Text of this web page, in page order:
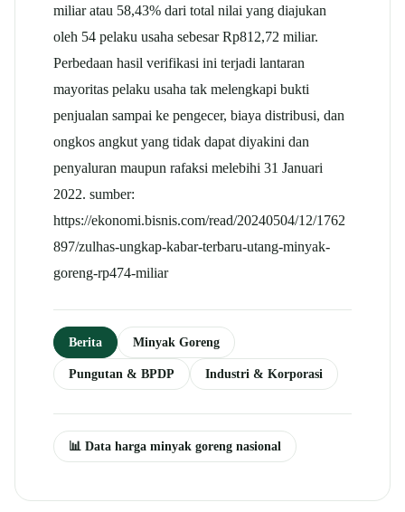
miliar atau 58,43% dari total nilai yang diajukan
oleh 54 pelaku usaha sebesar Rp812,72 miliar.
Perbedaan hasil verifikasi ini terjadi lantaran
mayoritas pelaku usaha tak melengkapi bukti
penjualan sampai ke pengecer, biaya distribusi, dan
ongkos angkut yang tidak dapat diyakini dan
penyaluran maupun rafaksi melebihi 31 Januari
2022. sumber:
https://ekonomi.bisnis.com/read/20240504/12/1762
897/zulhas-ungkap-kabar-terbaru-utang-minyak-
goreng-rp474-miliar
Berita Minyak Goreng
Pungutan & BPDP Industri & Korporasi
📊 Data harga minyak goreng nasional